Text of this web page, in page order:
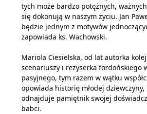
tych może bardzo potężnych,
się dokonują w naszym życiu. Jan
będzie jednym z motywów
zapowiada ks. Wachowski.
Mariola Ciesielska, od lat autorka
scenariuszy i reżyserka fordońskiego
pasyjnego, tym razem w wątku
opowiada historię młodej dziewczyny,
odnajduje pamiętnik swojej
babci.